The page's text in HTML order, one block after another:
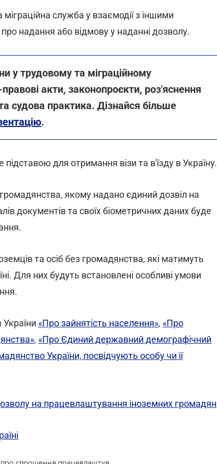
служба у взаємодії з іншими
надання або відмову у наданні дозволу.
у трудовому та міграційному
акти, законопроєкти, роз'яснення
судова практика. Дізнайся більше
.
для отримання візи та в'їзду в Україну.
якому надано єдиний дозвіл на
документів та своїх біометричних даних буде
та осіб без громадянства, які матимуть
Для них будуть встановлені особливі умови
України «Про зайнятість населення», «Про
, «Про Єдиний державний демографічний
України, посвідчують особу чи її
на працевлаштування іноземних громадян